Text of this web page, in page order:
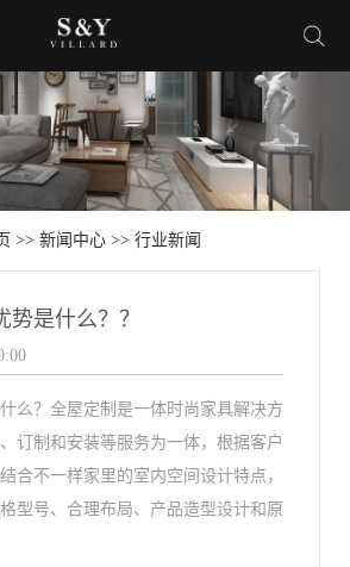
>> 新闻中心 >> 行业新闻
是什么？？
么？全屋定制是一体时尚家具解决方
订制和安装等服务为一体，根据客户
合不一样家里的室内空间设计特点，
型号、合理布局、产品造型设计和原